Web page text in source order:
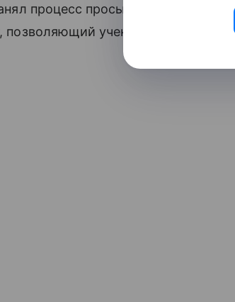
процесс просыпания. Дети
ученым следить за